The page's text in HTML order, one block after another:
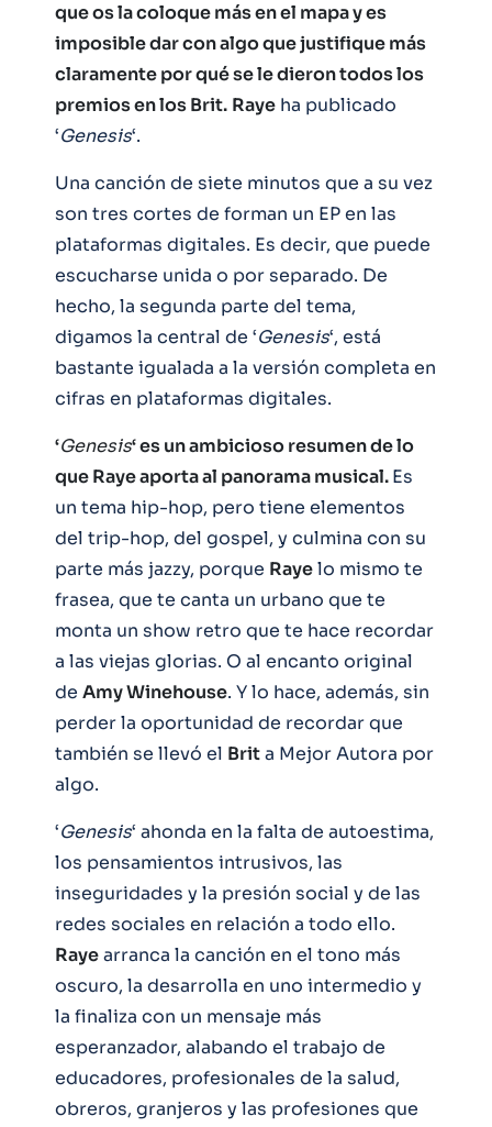
que os la coloque más en el mapa y es
imposible dar con algo que justifique más
claramente por qué se le dieron todos los
premios en los Brit. Raye ha publicado
‘Genesis‘.
Una canción de siete minutos que a su vez
son tres cortes de forman un EP en las
plataformas digitales. Es decir, que puede
escucharse unida o por separado. De
hecho, la segunda parte del tema,
digamos la central de ‘Genesis‘, está
bastante igualada a la versión completa en
cifras en plataformas digitales.
‘Genesis‘ es un ambicioso resumen de lo
que Raye aporta al panorama musical.Es
un tema hip-hop, pero tiene elementos
del trip-hop, del gospel, y culmina con su
parte más jazzy, porque Rayelo mismo te
frasea, que te canta un urbano que te
monta un show retro que te hace recordar
a las viejas glorias. O al encanto original
de Amy Winehouse. Y lo hace, además, sin
perder la oportunidad de recordar que
también se llevó el Brita Mejor Autora por
algo.
‘Genesis‘ ahonda en la falta de autoestima,
los pensamientos intrusivos, las
inseguridades y la presión social y de las
redes sociales en relación a todo ello.
Rayearranca la canción en el tono más
oscuro, la desarrolla en uno intermedio y
la finaliza con un mensaje más
esperanzador, alabando el trabajo de
educadores, profesionales de la salud,
obreros, granjeros y las profesiones que